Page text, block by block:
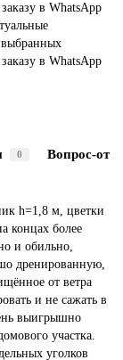
в WhatsApp
0 Вопрос-
h=1,8 м, цветки
концах более
и обильно,
дренированную,
от ветра
и не сажать в
выигрышно
участка.
уголков